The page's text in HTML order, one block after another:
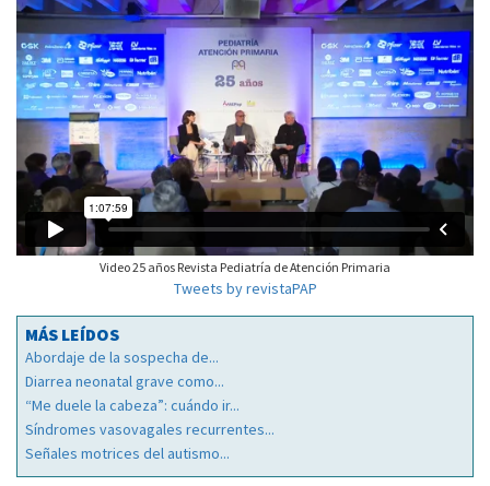
Video 25 años Revista Pediatría de Atención Primaria
Tweets by revistaPAP
MÁS LEÍDOS
Abordaje de la sospecha de...
Diarrea neonatal grave como...
“Me duele la cabeza”: cuándo ir...
Síndromes vasovagales recurrentes...
Señales motrices del autismo...